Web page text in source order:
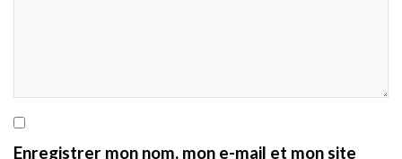
Enregistrer mon nom, mon e-mail et mon site